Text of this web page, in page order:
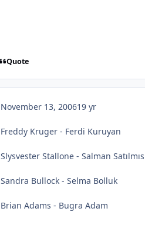
Quote
November 13, 200619 yr
Freddy Kruger - Ferdi Kuruyan
Slysvester Stallone - Salman Satılmıs
Sandra Bullock - Selma Bolluk
Brian Adams - Bugra Adam